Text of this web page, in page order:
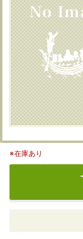
※在庫あり